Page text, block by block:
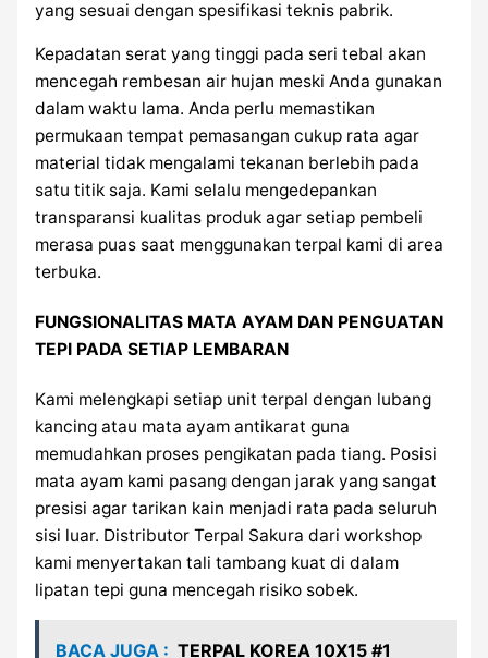
yang sesuai dengan spesifikasi teknis pabrik.
Kepadatan serat yang tinggi pada seri tebal akan
mencegah rembesan air hujan meski Anda gunakan
dalam waktu lama. Anda perlu memastikan
permukaan tempat pemasangan cukup rata agar
material tidak mengalami tekanan berlebih pada
satu titik saja. Kami selalu mengedepankan
transparansi kualitas produk agar setiap pembeli
merasa puas saat menggunakan terpal kami di area
terbuka.
FUNGSIONALITAS MATA AYAM DAN PENGUATAN
TEPI PADA SETIAP LEMBARAN
Kami melengkapi setiap unit terpal dengan lubang
kancing atau mata ayam antikarat guna
memudahkan proses pengikatan pada tiang. Posisi
mata ayam kami pasang dengan jarak yang sangat
presisi agar tarikan kain menjadi rata pada seluruh
sisi luar. Distributor Terpal Sakura dari workshop
kami menyertakan tali tambang kuat di dalam
lipatan tepi guna mencegah risiko sobek.
BACA JUGA : TERPAL KOREA 10X15 #1